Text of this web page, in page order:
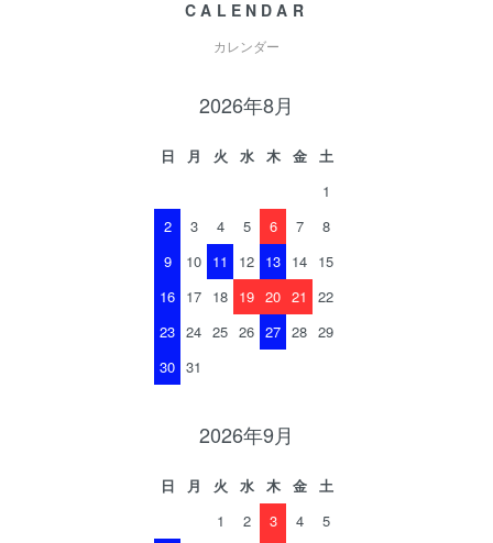
CALENDAR
カレンダー
2026年8月
日 月 火 水 木 金
土
1
2
3 4 5 6 7
8
9
10 11 12 13 14 15
16 17 18 19 20 21
22
23 24 25 26 27 28 29
30 31
2026年9月
日 月 火 水 木 金
土
1
2 3 4
5